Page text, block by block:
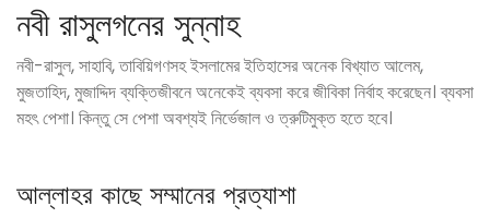
নবী রাসুলগনের সুন্নাহ
নবী-রাসুল, সাহাবি, তাবিয়িগণসহ ইসলামের ইতিহাসের অনেক বিখ্যাত আলেম,
মুজতাহিদ, মুজাদ্দিদ ব্যক্তিজীবনে অনেকেই ব্যবসা করে জীবিকা নির্বাহ করেছেন। ব্যবসা
মহৎ পেশা। কিন্তু সে পেশা অবশ্যই নির্ভেজাল ও ত্রুটিমুক্ত হতে হবে।
আল্লাহর কাছে সম্মানের প্রত্যাশা